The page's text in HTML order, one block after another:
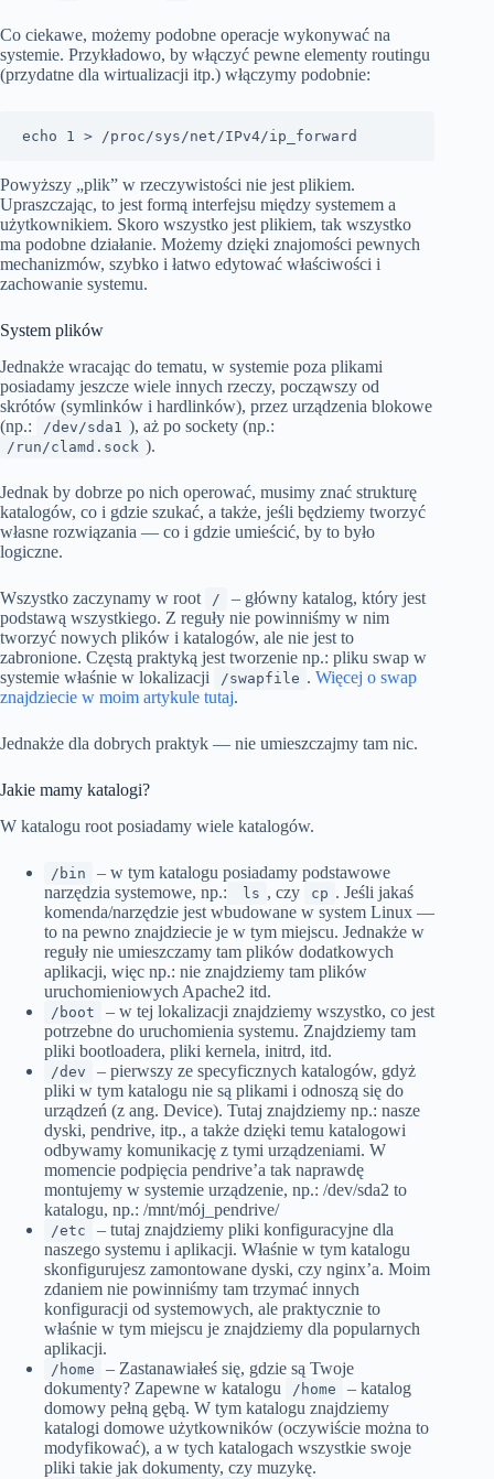
Co ciekawe, możemy podobne operacje wykonywać na
systemie. Przykładowo, by włączyć pewne elementy routingu
(przydatne dla wirtualizacji itp.) włączymy podobnie:
echo 1 > /proc/sys/net/IPv4/ip_forward
Powyższy „plik” w rzeczywistości nie jest plikiem.
Upraszczając, to jest formą interfejsu między systemem a
użytkownikiem. Skoro wszystko jest plikiem, tak wszystko
ma podobne działanie. Możemy dzięki znajomości pewnych
mechanizmów, szybko i łatwo edytować właściwości i
zachowanie systemu.
System plików
Jednakże wracając do tematu, w systemie poza plikami
posiadamy jeszcze wiele innych rzeczy, począwszy od
skrótów (symlinków i hardlinków), przez urządzenia blokowe
(np.:
/dev/sda1 ), aż po sockety (np.:
/run/clamd.sock ).
Jednak by dobrze po nich operować, musimy znać strukturę
katalogów, co i gdzie szukać, a także, jeśli będziemy tworzyć
własne rozwiązania — co i gdzie umieścić, by to było
logiczne.
Wszystko zaczynamy w root /
– główny katalog, który jest
podstawą wszystkiego. Z reguły nie powinniśmy w nim
tworzyć nowych plików i katalogów, ale nie jest to
zabronione. Częstą praktyką jest tworzenie np.: pliku swap w
systemie właśnie w lokalizacji
/swapfile . Więcej o swap
znajdziecie w moim artykule tutaj.
Jednakże dla dobrych praktyk — nie umieszczajmy tam nic.
Jakie mamy katalogi?
W katalogu root posiadamy wiele katalogów.
/bin
– w tym katalogu posiadamy podstawowe
narzędzia systemowe, np.:
ls , czy cp . Jeśli jakaś
komenda/narzędzie jest wbudowane w system Linux —
to na pewno znajdziecie je w tym miejscu. Jednakże w
reguły nie umieszczamy tam plików dodatkowych
aplikacji, więc np.: nie znajdziemy tam plików
uruchomieniowych Apache2 itd.
/boot
– w tej lokalizacji znajdziemy wszystko, co jest
potrzebne do uruchomienia systemu. Znajdziemy tam
pliki bootloadera, pliki kernela, initrd, itd.
/dev
– pierwszy ze specyficznych katalogów, gdyż
pliki w tym katalogu nie są plikami i odnoszą się do
urządzeń (z ang. Device). Tutaj znajdziemy np.: nasze
dyski, pendrive, itp., a także dzięki temu katalogowi
odbywamy komunikację z tymi urządzeniami. W
momencie podpięcia pendrive’a tak naprawdę
montujemy w systemie urządzenie, np.: /dev/sda2 to
katalogu, np.: /mnt/mój_pendrive/
/etc
– tutaj znajdziemy pliki konfiguracyjne dla
naszego systemu i aplikacji. Właśnie w tym katalogu
skonfigurujesz zamontowane dyski, czy nginx’a. Moim
zdaniem nie powinniśmy tam trzymać innych
konfiguracji od systemowych, ale praktycznie to
właśnie w tym miejscu je znajdziemy dla popularnych
aplikacji.
/home
– Zastanawiałeś się, gdzie są Twoje
dokumenty? Zapewne w katalogu
/home
– katalog
domowy pełną gębą. W tym katalogu znajdziemy
katalogi domowe użytkowników (oczywiście można to
modyfikować), a w tych katalogach wszystkie swoje
pliki takie jak dokumenty, czy muzykę.